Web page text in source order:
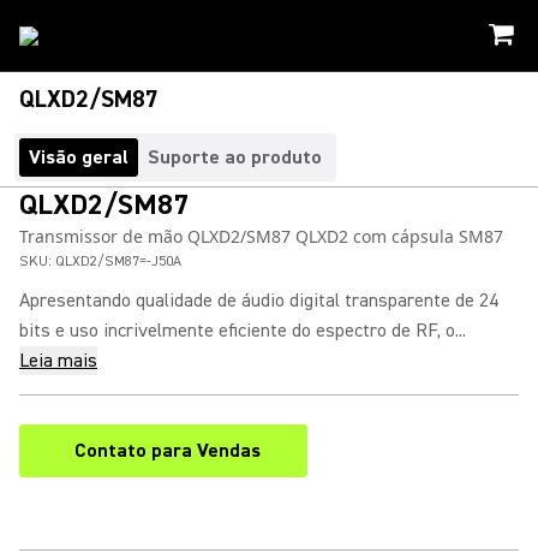
QLXD2/SM87
Visão geral Suporte ao produto
QLXD2/SM87
Transmissor de mão QLXD2/SM87 QLXD2 com cápsula SM87
SKU: QLXD2/SM87=-J50A
Apresentando qualidade de áudio digital transparente de 24
bits e uso incrivelmente eficiente do espectro de RF, o...
Leia mais
Contato para Vendas